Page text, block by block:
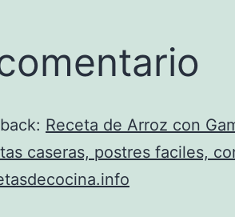
Receta de Arroz con
caseras, postres faciles,